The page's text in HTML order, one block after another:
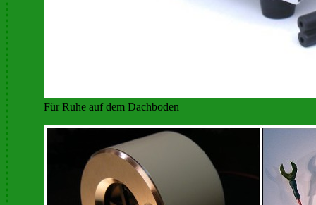
Für Ruhe auf dem Dachboden